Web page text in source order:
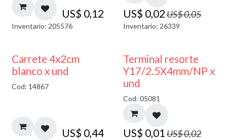
US$ 0,12
Inventario: 205576
US$ 0,02US$0,05
Inventario: 26339
Carrete 4x2cm
blanco x und
Cod: 14867
US$ 0,44
50% DESCUENTO
Terminal resorte
Y17/2.5X4mm/NP x
und
Cod: 05081
US$ 0,01US$0,02